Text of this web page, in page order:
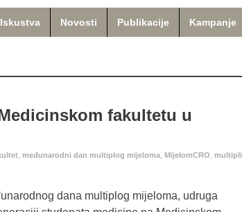
Iskustva Novosti Publikacije Kampanje
fakultetu u
međunarodni dan multiplog mijeloma MijelomCRO
multipli
dana multiplog mijeloma, udruga